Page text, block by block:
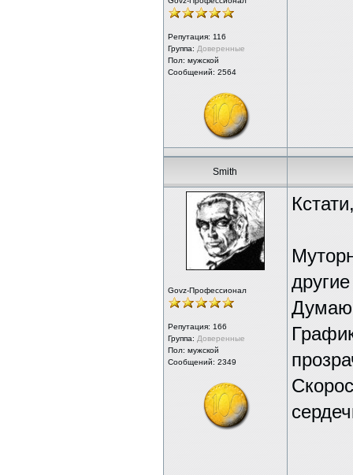
Репутация: 116
Группа: Доверенные
Пол: мужской
Сообщений: 2564
Smith
Govz-Профессионал
Репутация: 166
Группа: Доверенные
Пол: мужской
Сообщений: 2349
Думаю